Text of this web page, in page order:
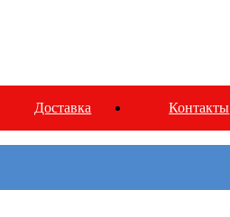
Доставка Контакты